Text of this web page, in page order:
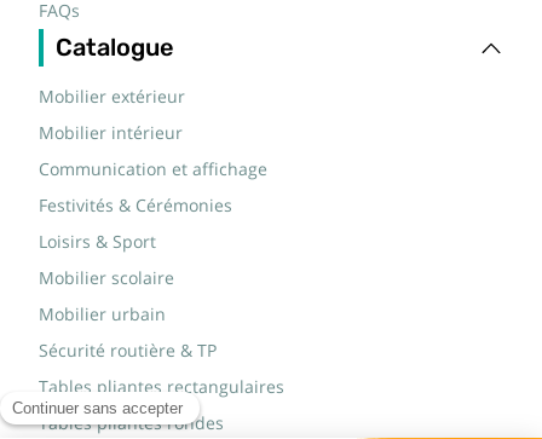
FAQs
Catalogue
Mobilier extérieur
Mobilier intérieur
Communication et affichage
Festivités & Cérémonies
Loisirs & Sport
Mobilier scolaire
Mobilier urbain
Sécurité routière & TP
Tables pliantes rectangulaires
Tables pliantes rondes